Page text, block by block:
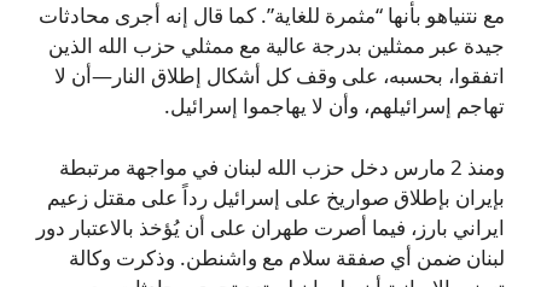
مع نتنياهو بأنها “مثمرة للغاية”. كما قال إنه أجرى محادثات
جيدة عبر ممثلين بدرجة عالية مع ممثلي حزب الله الذين
اتفقوا، بحسبه، على وقف كل أشكال إطلاق النار—أن لا
تهاجم إسرائيلهم، وأن لا يهاجموا إسرائيل.
ومنذ 2 مارس دخل حزب الله لبنان في مواجهة مرتبطة
بإيران بإطلاق صواريخ على إسرائيل رداً على مقتل زعيم
ايراني بارز، فيما أصرت طهران على أن يُؤخذ بالاعتبار دور
لبنان ضمن أي صفقة سلام مع واشنطن. وذكرت وكالة